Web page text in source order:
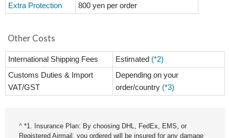
Extra Protection 800 yen per order
Other Costs
International Shipping Fees Estimated (*2)
Customs Duties & Import
VAT/GST
Depending on your
order/country (*3)
^ *1. Insurance Plan: By choosing DHL, FedEx, EMS, or
Registered Airmail, you ordered will be insured for any damage